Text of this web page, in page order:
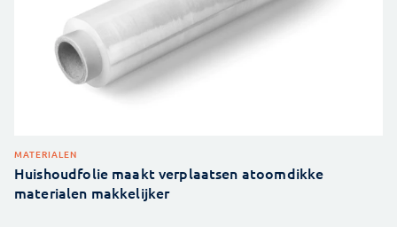
MATERIALEN
Huishoudfolie maakt verplaatsen atoomdikke
materialen makkelijker